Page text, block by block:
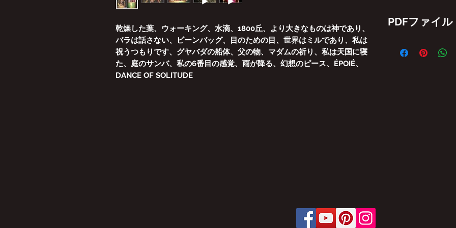
乾燥した葉、ウォーキング、水滴、1800丘、より大きなものは神であり、
バラは話さない、ビーンバッグ、目のための目、世界はミルであり、私は
祝うつもりです、グヤバダの船体、父の物、マダムの祈り、私は天国に寝
た、庭のサンバ、私の6番目の感覚、雨が降る、幻想のピース、ÉPOIÉ、
DANCE OF SOLITUDE
PDFファイル
び/または部分的な